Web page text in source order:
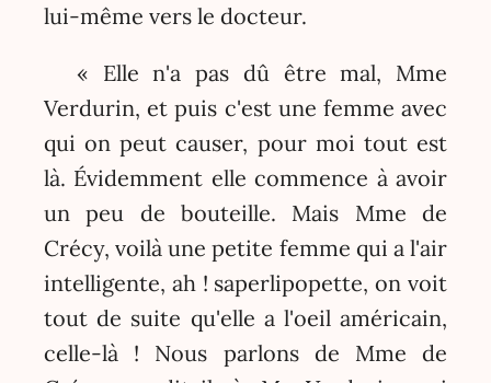
lui-même vers le docteur.
« Elle n'a pas dû être mal, Mme
Verdurin, et puis c'est une femme avec
qui on peut causer, pour moi tout est
là. Évidemment elle commence à avoir
un peu de bouteille. Mais Mme de
Crécy, voilà une petite femme qui a l'air
intelligente, ah ! saperlipopette, on voit
tout de suite qu'elle a l'oeil américain,
celle-là ! Nous parlons de Mme de